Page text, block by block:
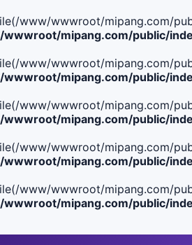
www/wwwroot/mipang.com/
mipang.com/public/
www/wwwroot/mipang.com/
mipang.com/public/
www/wwwroot/mipang.com/
mipang.com/public/
www/wwwroot/mipang.com/
mipang.com/public/
www/wwwroot/mipang.com/
mipang.com/public/